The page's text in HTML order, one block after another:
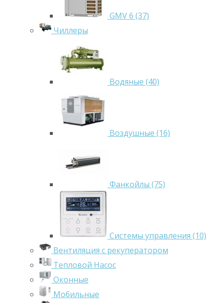
GMV 6 (37)
Чиллеры
Водяные (40)
Воздушные (16)
Фанкойлы (75)
Системы управления (10)
Вентиляция с рекуператором
Тепловой Насос
Оконные
Мобильные